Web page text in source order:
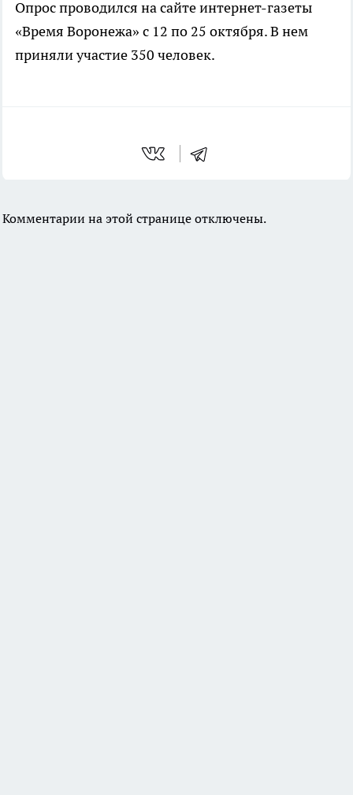
Опрос проводился на сайтеинтернет-газеты
«Время Воронежа» с 12 по 25 октября. В нем
приняли участие 350 человек.
Комментарии на этой странице отключены.